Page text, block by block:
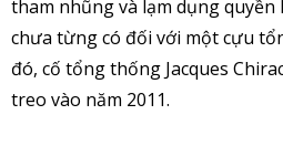
tham nhũng và lạm dụng quyền
chưa từng có đối với một cựu
đó, cố tổng thống Jacques
treo vào năm 2011.